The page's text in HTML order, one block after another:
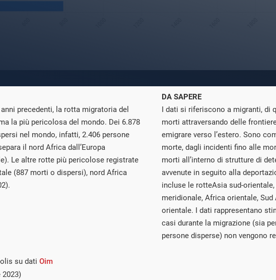
precedenti, la rotta migratoria del
la più pericolosa del mondo. Dei 6.878
nel mondo, infatti, 2.406 persone
il nord Africa dall’Europa
Le altre rotte più pericolose registrate
(887 morti o dispersi), nord Africa
DA SAPERE
I dati si riferiscono a migranti, di
morti attraversando delle
emigrare verso l’estero. Sono
morte, dagli incidenti fino alle
morti all’interno di strutture di
avvenute in seguito alla
incluse le rotteAsia sud-
meridionale, Africa orientale,
orientale. I dati rappresentano
casi durante la migrazione (sia
persone disperse) non vengono
su dati Oim